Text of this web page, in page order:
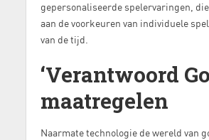
gepersonaliseerde spelervaringen,
aan de voorkeuren van individuele
van de tijd.
‘Verantwoord
maatregelen
Naarmate technologie de wereld van